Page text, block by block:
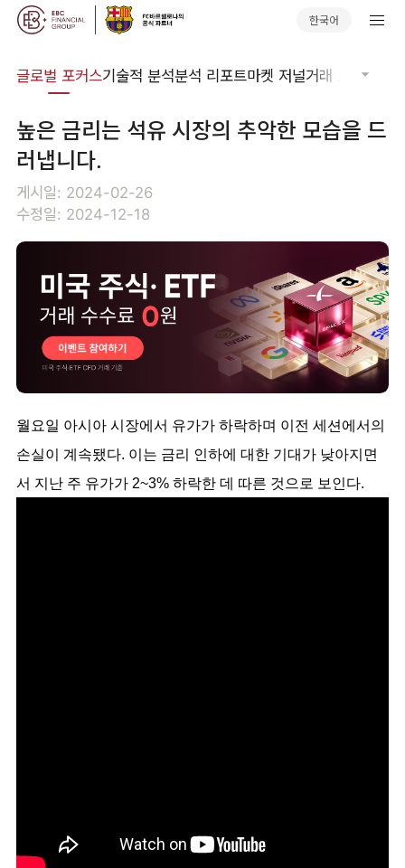
한국어
글로벌 포커스기술적 분석분석 리포트마켓 저널거래 소프트웨어
높은 금리는 석유 시장의 추악한 모습을 드
러냅니다.
게시일: 2024-02-26
수정일: 2024-12-18
월요일 아시아 시장에서 유가가 하락하며 이전 세션에서의
손실이 계속됐다. 이는 금리 인하에 대한 기대가 낮아지면
서 지난 주 유가가 2~3% 하락한 데 따른 것으로 보인다.